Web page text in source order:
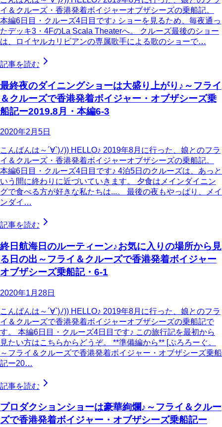
イ＆クルーズ・香港発着ボイジャーオブザシーズの乗船記。
本編6日目・クルーズ4日目です♪ ショーを見るため、毎夜通っ
たデッキ3・4FのLa Scala Theaterへ。 クルーズ最後のショー
は、ロイヤルカリビアンの専属歌手による歌のショーで…
記事を読む
最終夜のダイニングショーは大盛り上がり♪～フライ
＆クルーズで香港発着ボイジャー・オブザシーズ乗
船記ー2019.8月・本編6-3
2020年2月5日
こんばんは～´∀`)ﾉ)) HELLO♪ 2019年8月に行った、娘とのフラ
イ＆クルーズ・香港発着ボイジャーオブザシーズの乗船記。
本編6日目・クルーズ4日目です♪ 4泊5日のクルーズは、あっと
いう間に終わりに近づいていきます。 夕食はメインダイニン
グで食べる方が好きな私たちは...。 最後の夜もやっぱり、メイ
ンダイ…
記事を読む
終日航海日のルーティーン♪お気に入りの場所から見
る日の出～フライ＆クルーズで香港発着ボイジャー
オブザシーズ乗船記・6-1
2020年1月28日
こんばんは～´∀`)ﾉ)) HELLO♪ 2019年8月に行った、娘とのフラ
イ＆クルーズで香港発着ボイジャーオブザシーズの乗船記で
す。 本編6日目・クルーズ4日目です♪ この旅行記を最初から
見たい方はこちらからどうぞ。 **準備編から** [ぷろろーぐ。
～フライ＆クルーズで香港発着ボイジャー・オブザシーズ乗船
記ー20…
記事を読む
プロダクションショーは豪華絢爛♪～フライ＆クルー
ズで香港発着ボイジャー・オブザシーズ乗船記ー